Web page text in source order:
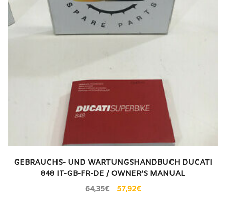
GEBRAUCHS- UND WARTUNGSHANDBUCH DUCATI
848 IT-GB-FR-DE / OWNER’S MANUAL
64,35€ 57,92€